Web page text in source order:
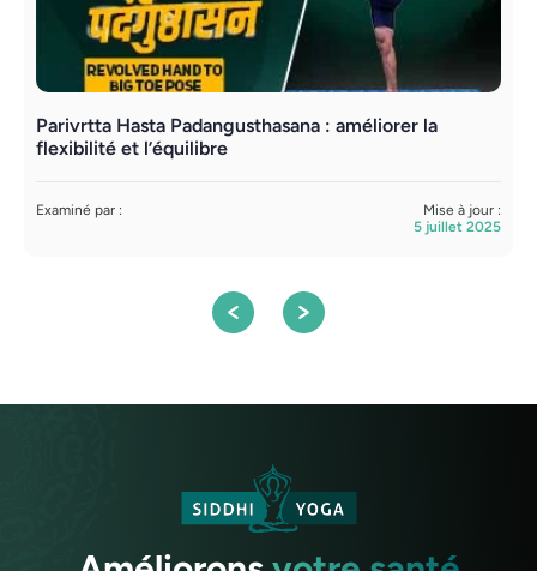
Parivrtta Hasta Padangusthasana : améliorer la
flexibilité et l’équilibre
Examiné par :
Mise à jour :
5 juillet 2025